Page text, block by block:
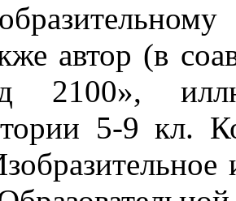
автор (в
2100»,
5-9 кл.